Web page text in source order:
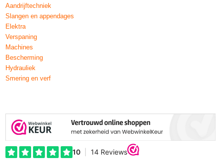
Aandrijftechniek
Slangen en appendages
Elektra
Verspaning
Machines
Bescherming
Hydrauliek
Smering en verf